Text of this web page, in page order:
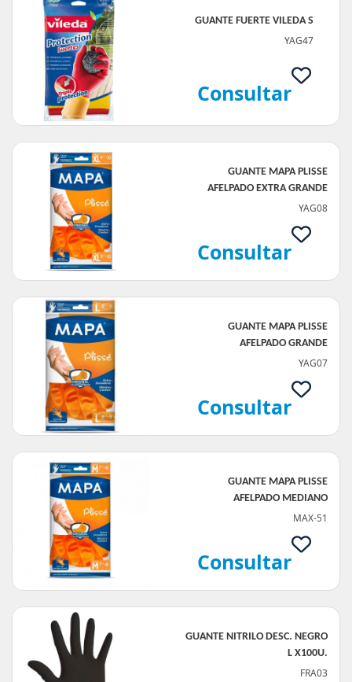
GUANTE FUERTE VILEDA S
YAG47
Consultar
GUANTE MAPA PLISSE
AFELPADO EXTRA GRANDE
YAG08
Consultar
GUANTE MAPA PLISSE
AFELPADO GRANDE
YAG07
Consultar
GUANTE MAPA PLISSE
AFELPADO MEDIANO
MAX-51
Consultar
GUANTE NITRILO DESC. NEGRO
L X100U.
FRA03